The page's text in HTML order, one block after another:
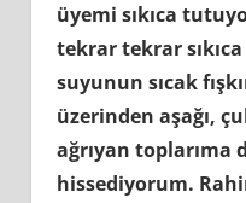
üyemi sıkıca
tekrar tekrar
suyunun sıcak
üzerinden aşağı,
ağrıyan toplarıma
hissediyorum.